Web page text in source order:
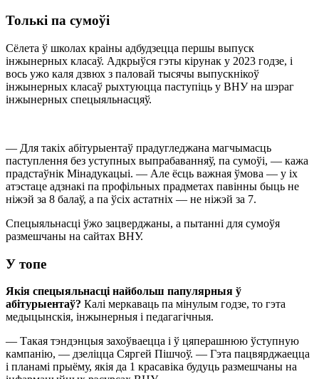
Толькі па сумоўі
Сёлета ў школах краіны адбудзецца першы выпуск
інжынерных класаў. Адкрыўся гэты кірунак у 2023 годзе, і
вось ужо каля дзвюх з паловай тысячы выпускнікоў
інжынерных класаў рыхтуюцца паступіць у ВНУ на шэраг
інжынерных спецыяльнасцяў.
— Для такіх абітурыентаў прадугледжана магчымасць
паступлення без уступных выпрабаванняў, па сумоўі, — кажа
прадстаўнік Мінадукацыі. — Але ёсць важная ўмова — у іх
атэстаце адзнакі па профільных прадметах павінны быць не
ніжэй за 8 балаў, а па ўсіх астатніх — не ніжэй за 7.
Спецыяльнасці ўжо зацверджаны, а пытанні для сумоўя
размешчаны на сайтах ВНУ.
У топе
Якія спецыяльнасці найбольш папулярныя ў
абітурыентаў? Калі меркаваць па мінулым годзе, то гэта
медыцынскія, інжынерныя і педагагічныя.
— Такая тэндэнцыя захоўваецца і ў цяперашнюю ўступную
кампанію, — дзеліцца Сяргей Пішчоў. — Гэта пацвярджаецца
і планамі прыёму, якія да 1 красавіка будуць размешчаны на